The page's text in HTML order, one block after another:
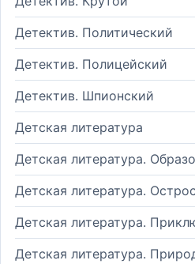
Детектив. Политический
Детектив. Полицейский
Детектив. Шпионский
Детская литература
Детская литература.
Детская литература.
Детская литература.
Детская литература.